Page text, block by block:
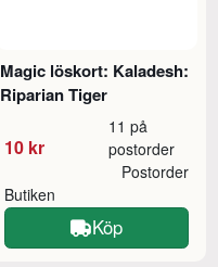
Magic löskort: Kaladesh:
Riparian Tiger
10 kr
11 på
postorder
Butiken
Postorder
Köp